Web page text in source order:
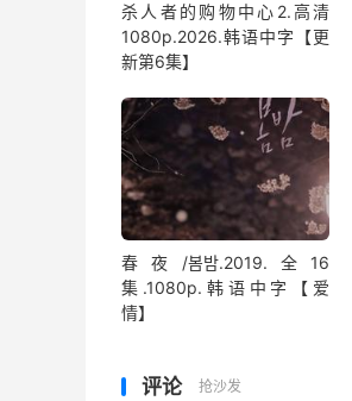
杀人者的购物中心2.高清
1080p.2026.韩语中字【更
新第6集】
春夜/봄밤‎.2019.全16
集.1080p.韩语中字【爱
情】
评论 抢沙发